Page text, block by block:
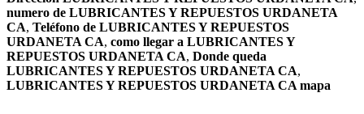
numero de LUBRICANTES Y REPUESTOS URDANETA
CA, Teléfono de LUBRICANTES Y REPUESTOS
URDANETA CA, como llegar a LUBRICANTES Y
REPUESTOS URDANETA CA, Donde queda
LUBRICANTES Y REPUESTOS URDANETA CA,
LUBRICANTES Y REPUESTOS URDANETA CA mapa